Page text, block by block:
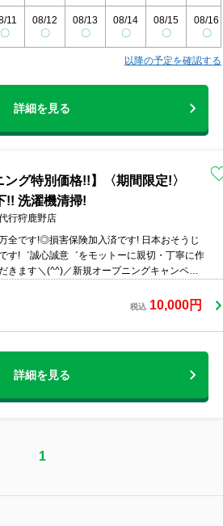
11
〇
08/12
〇
08/13
〇
08/14
〇
08/15
〇
08/16
〇
以降の予定を確認する
詳細を見る
ング特別価格!!】〈期間限定!〉
10キロ以下!! 洗濯機清掃!
行狩鹿野店
全です!◎損害保険加入済です! 日本おそうじ
す!゛誠心誠意゛をモットーに親切・丁寧に作
きます＼(^^)／新規オープニングキャンペー
ださい!初めてご依頼される方なども大歓迎で
税込 10,000円
詳細を見る
1